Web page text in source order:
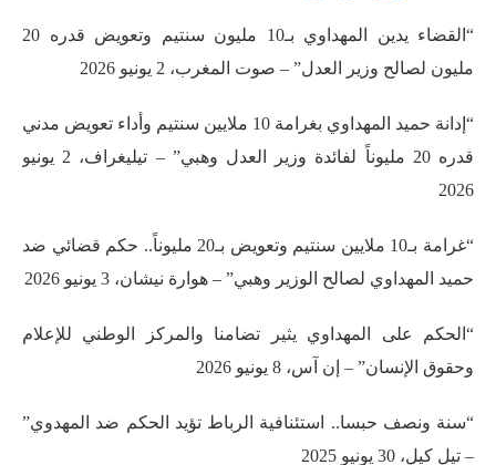
“القضاء يدين المهداوي بـ10 مليون سنتيم وتعويض قدره 20
مليون لصالح وزير العدل” – صوت المغرب، 2 يونيو 2026
“إدانة حميد المهداوي بغرامة 10 ملايين سنتيم وأداء تعويض مدني
قدره 20 مليوناً لفائدة وزير العدل وهبي” – تيليغراف، 2 يونيو
2026
“غرامة بـ10 ملايين سنتيم وتعويض بـ20 مليوناً.. حكم قضائي ضد
حميد المهداوي لصالح الوزير وهبي” – هوارة نيشان، 3 يونيو 2026
“الحكم على المهداوي يثير تضامنا والمركز الوطني للإعلام
وحقوق الإنسان” – إن آس، 8 يونيو 2026
“سنة ونصف حبسا.. استئنافية الرباط تؤيد الحكم ضد المهدوي”
– تيل كيل، 30 يونيو 2025